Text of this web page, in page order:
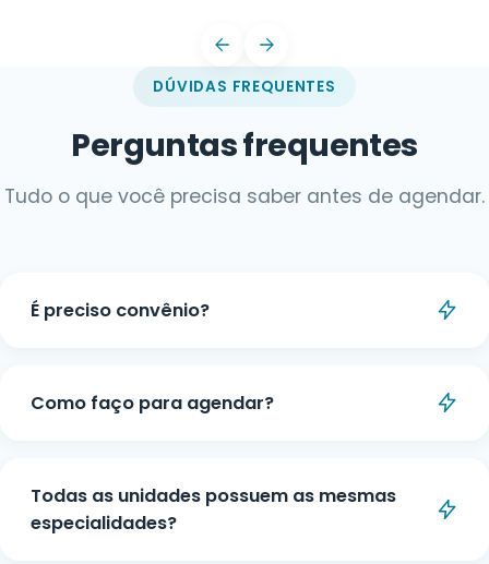
DÚVIDAS FREQUENTES
Perguntas frequentes
Tudo o que você precisa saber antes de agendar.
É preciso convênio?
quanto de forma particular, com valores
acessíveis e opções de parcelamento.
Como faço para agendar?
WhatsApp. Basta escolher a especialidade e
unidade desejada.
Todas as unidades possuem as mesmas
especialidades?